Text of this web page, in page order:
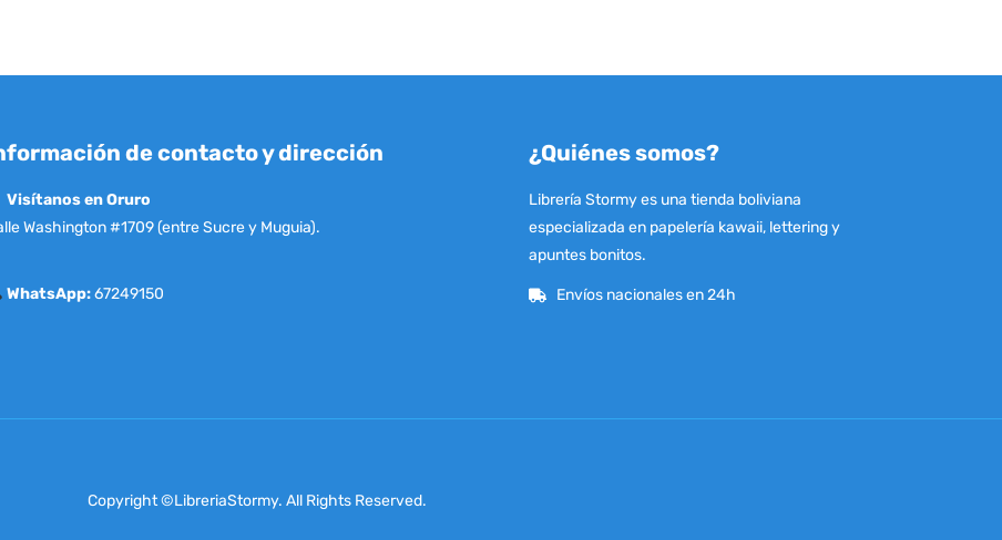
de contacto y dirección
Visítanos en Oruro
Washington #1709 (entre Sucre y Muguia).
WhatsApp:67249150
¿Quiénes somos?
Librería Stormy es una tienda boliviana
especializada en papelería kawaii, lettering y
apuntes bonitos.
Envíos nacionales en 24h
Copyright ©LibreriaStormy. All Rights Reserved.